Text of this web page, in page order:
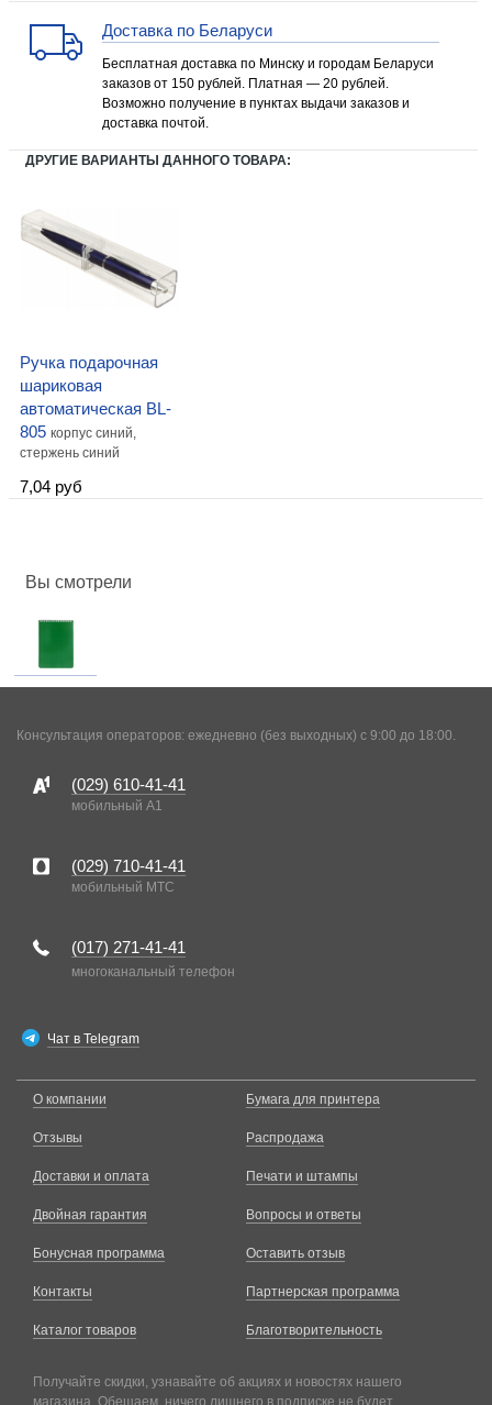
Доставка по Беларуси
Бесплатная доставка по Минску и городам Беларуси
заказов от 150 рублей. Платная — 20 рублей.
Возможно получение в пунктах выдачи заказов и
доставка почтой.
ДРУГИЕ ВАРИАНТЫ ДАННОГО ТОВАРА:
Ручка подарочная
шариковая
автоматическая BL-
805 корпус синий,
стержень синий
7,04 руб
Вы смотрели
Консультация операторов: ежедневно (без выходных) с 9:00 до 18:00.
(029) 610-41-41
мобильный A1
(029) 710-41-41
мобильный MTC
(017) 271-41-41
многоканальный телефон
Чат в Telegram
О компании
Отзывы
Доставки и оплата
Двойная гарантия
Бонусная программа
Контакты
Каталог товаров
Бумага для принтера
Распродажа
Печати и штампы
Вопросы и ответы
Оставить отзыв
Партнерская программа
Благотворительность
Получайте скидки, узнавайте об акциях и новостях нашего
магазина. Обещаем, ничего лишнего в подписке не будет.